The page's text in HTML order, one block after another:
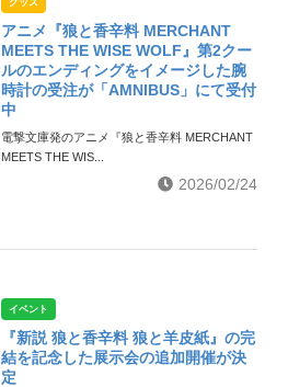
アニメ『狼と香辛料 MERCHANT
MEETS THE WISE WOLF』第2クー
ルのエンディングをイメージした腕
時計の受注が「AMNIBUS」にて受付
中
電撃文庫発のアニメ『狼と香辛料 MERCHANT
MEETS THE WIS...
2026/02/24
イベント
『新説 狼と香辛料 狼と羊皮紙』の完
結を記念した展示会の追加開催が決
定